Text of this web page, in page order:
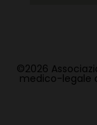
©2026
medico-legale